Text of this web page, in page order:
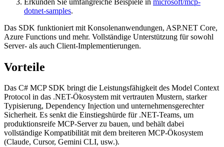
dotnet-samples.
Das SDK funktioniert mit Konsolenanwendungen, ASP.NET Core,
Azure Functions und mehr. Vollständige Unterstützung für sowohl
Server- als auch Client-Implementierungen.
Vorteile
Das C# MCP SDK bringt die Leistungsfähigkeit des Model Context
Protocol in das .NET-Ökosystem mit vertrauten Mustern, starker
Typisierung, Dependency Injection und unternehmensgerechter
Sicherheit. Es senkt die Einstiegshürde für .NET-Teams, um
produktionsreife MCP-Server zu bauen, und behält dabei
vollständige Kompatibilität mit dem breiteren MCP-Ökosystem
(Claude, Cursor, Gemini CLI, usw.).